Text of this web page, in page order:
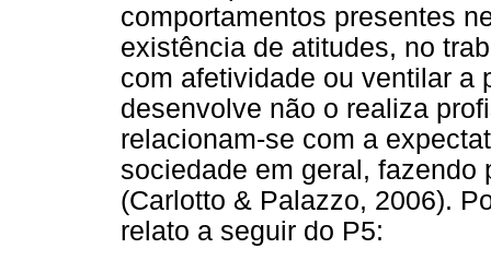
comportamentos presentes
existência de atitudes, no
com afetividade ou ventilar a
desenvolve não o realiza
relacionam-se com a
sociedade em geral, fazendo
(Carlotto & Palazzo, 2006).
relato a seguir do P5: